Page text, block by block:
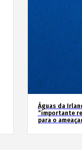
Águas da
“importante
para o